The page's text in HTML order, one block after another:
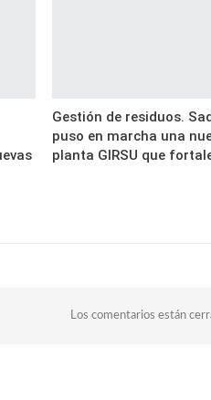
Gestión de residuos.
puso en marcha una
planta GIRSU que
Los comentarios están